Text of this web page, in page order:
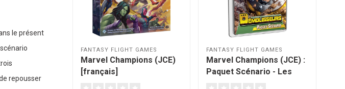
le présent
repousser
FANTASY FLIGHT GAMES
Marvel Champions (JCE)
[français]
FANTASY FLIGHT GAMES
Marvel Champions (JCE) :
Paquet Scénario - Les